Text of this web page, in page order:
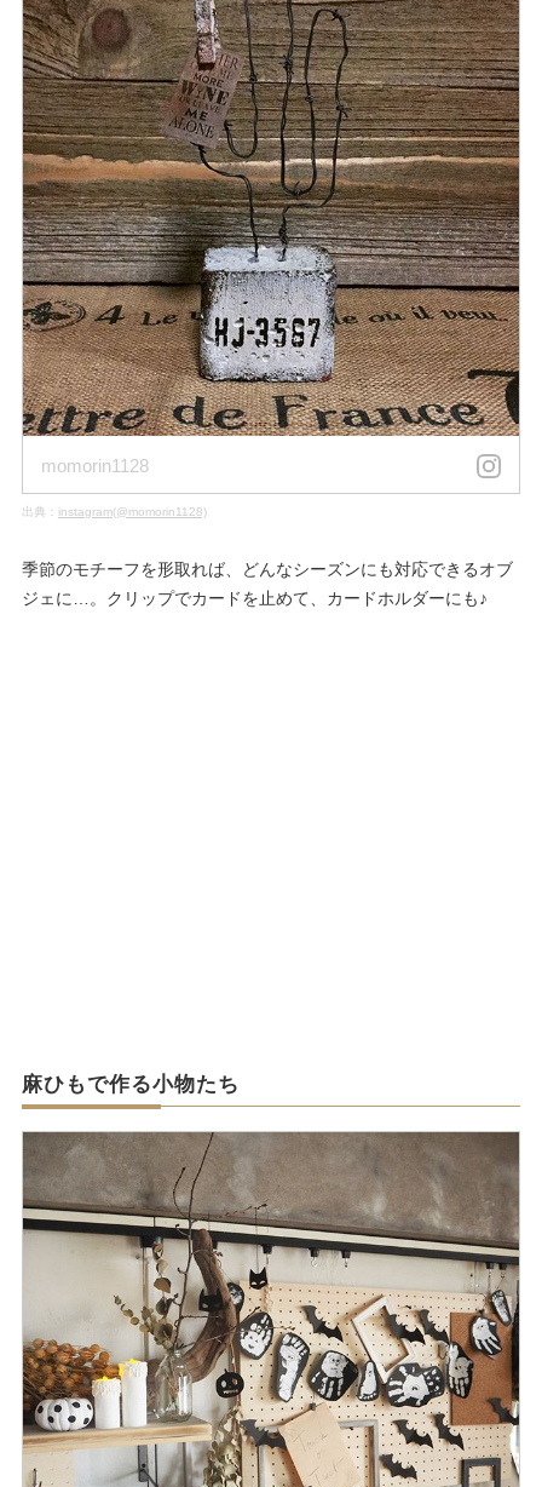
momorin1128
出典： instagram(@momorin1128)
季節のモチーフを形取れば、どんなシーズンにも対応できるオブ
ジェに…。クリップでカードを止めて、カードホルダーにも♪
麻ひもで作る小物たち